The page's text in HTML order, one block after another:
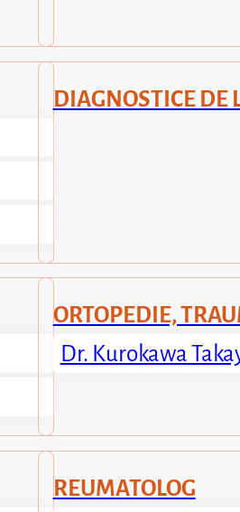
DIAGNOSTICE DE
ORTOPEDIE,
Dr. Kurokawa
REUMATOLOG